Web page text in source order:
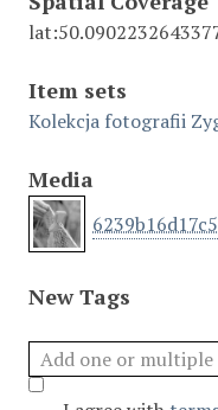
Item sets
Kolekcja fotografii
Media
New Tags